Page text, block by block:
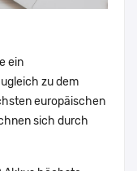
ein
zu dem
europäischen
sich durch